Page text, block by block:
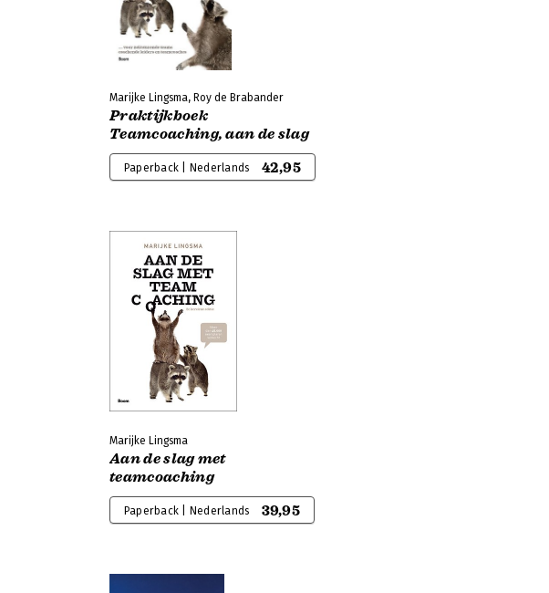
Marijke Lingsma, Roy de Brabander
Praktijkboek
Teamcoaching, aan de slag
Paperback | Nederlands 42,95
Marijke Lingsma
Aan de slag met
teamcoaching
Paperback | Nederlands 39,95